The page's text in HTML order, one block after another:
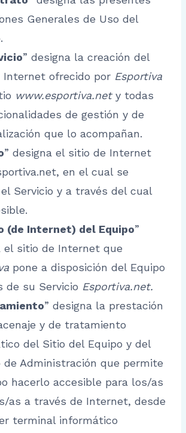
Generales de Uso del
” designa la creación del
Internet ofrecido por Esportiva
www.esportiva.nety todas
de gestión y de
que lo acompañan.
” designa el sitio de Internet
en el cual se
Servicio y a través del cual
(de Internet) del Equipo”
el sitio de Internet que
pone a disposición del Equipo
de su Servicio Esportiva.net.
” designa la prestación
y de tratamiento
del Sitio del Equipo y del
de Administración que permite
hacerlo accesible para los/as
as a través de Internet, desde
terminal informático